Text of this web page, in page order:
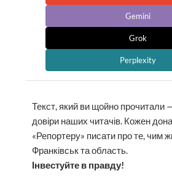
Gemini
Grok
Perplexity
Текст, який ви щойно прочитали
довіри наших читачів. Кожен
«Репортеру» писати про те, чим
Франківськ та область.
Інвестуйте в правду!